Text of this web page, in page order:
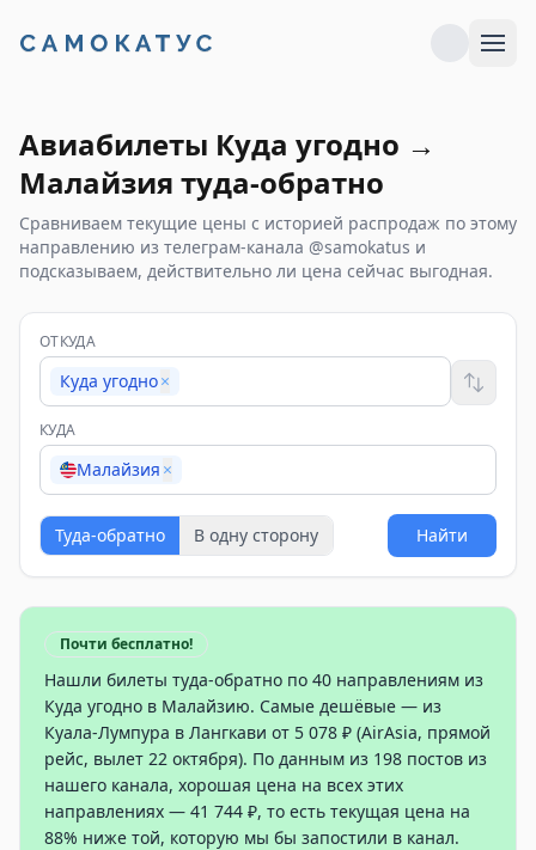
Авиабилеты Куда угодно →
Малайзия туда-обратно
Сравниваем текущие цены с историей распродаж по этому
направлению из телеграм-канала @samokatus и
подсказываем, действительно ли цена сейчас выгодная.
ОТКУДА
Куда угодно×
КУДА
Малайзия ×
Туда-обратно В одну сторону Найти
Почти бесплатно!
Нашли билеты туда-обратно по 40 направлениям из
Куда угодно в Малайзию. Самые дешёвые — из
Куала-Лумпура в Лангкави от 5 078 ₽ (AirAsia, прямой
рейс, вылет 22 октября). По данным из 198 постов из
нашего канала, хорошая цена на всех этих
направлениях — 41 744 ₽, то есть текущая цена на
88% ниже той, которую мы бы запостили в канал.